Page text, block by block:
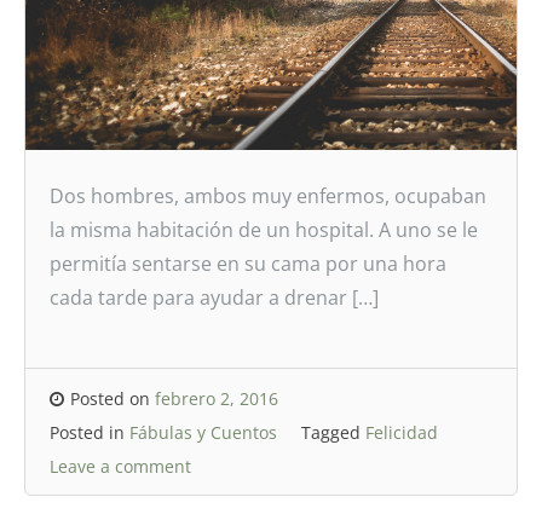
Dos hombres, ambos muy enfermos, ocupaban
la misma habitación de un hospital. A uno se le
permitía sentarse en su cama por una hora
cada tarde para ayudar a drenar […]
Posted on febrero 2, 2016
Posted in Fábulas y Cuentos Tagged Felicidad
Leave a comment